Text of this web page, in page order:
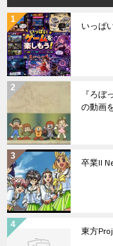
いっぱ
『ろ
の動画
卒業II
東方